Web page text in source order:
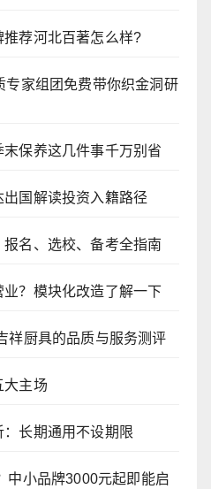
推荐河北百著怎么样?
专家组团免费带你织金洞研
保养这几件事千万别省
国解读投资入籍路径
名、选校、备考全指南
？模块化改造了解一下
祥厨具的品质与服务测评
大主场
长期通用不设期限
中小品牌3000元起即能启